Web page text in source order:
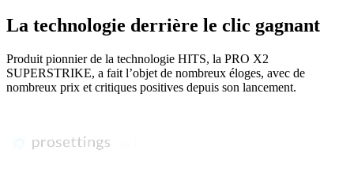
La technologie derrière le clic gagnant
Produit pionnier de la technologie HITS, la PRO X2
SUPERSTRIKE, a fait l’objet de nombreux éloges, avec de
nombreux prix et critiques positives depuis son lancement.